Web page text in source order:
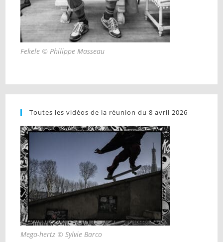
Fekele © Philippe Masseau
Toutes les vidéos de la réunion du 8 avril 2026
Mega-hertz © Sylvie Barco